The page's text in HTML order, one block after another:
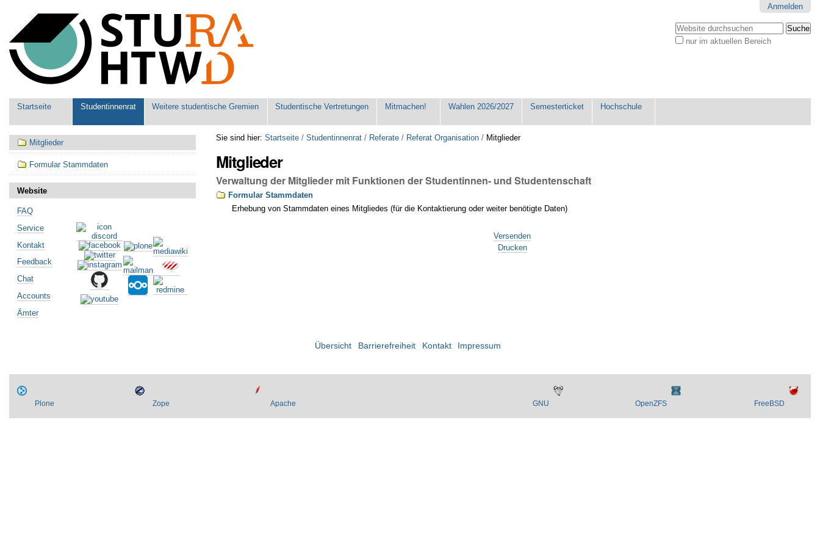
Werkzeuge
Anmelden
Website durchsuchen
nur im aktuellen Bereich
Sektionen
Startseite Studentinnenrat Weitere studentische Gremien Studentische Vertretungen Mitmachen! Wahlen 2026/2027 Semesterticket Hochschule
Sie sind hier: Startseite /Studentinnenrat / Referate / Referat Organisation / Mitglieder
Mitglieder
Verwaltung der Mitglieder mit Funktionen der Studentinnen- und Studentenschaft
Formular Stammdaten
Erhebung von Stammdaten eines Mitgliedes (für die Kontaktierung oder weiter benötigte Daten)
Versenden
Drucken
Navigation
Mitglieder
Formular Stammdaten
Website
FAQ
Service
Kontakt
Feedback
Chat
Accounts
Ämter
Übersicht Barrierefreiheit Kontakt Impressum
Plone Zope Apache GNU OpenZFS FreeBSD